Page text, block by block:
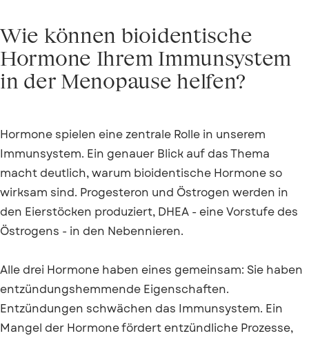
Wie können bioidentische
Hormone Ihrem Immunsystem
in der Menopause helfen?
Hormone spielen eine zentrale Rolle in unserem
Immunsystem. Ein genauer Blick auf das Thema
macht deutlich, warum bioidentische Hormone so
wirksam sind. Progesteron und Östrogen werden in
den Eierstöcken produziert, DHEA - eine Vorstufe des
Östrogens - in den Nebennieren.
Alle drei Hormone haben eines gemeinsam: Sie haben
entzündungshemmende Eigenschaften.
Entzündungen schwächen das Immunsystem. Ein
Mangel der Hormone fördert entzündliche Prozesse,